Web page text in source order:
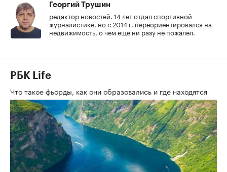
Георгий Трушин
редактор новостей. 14 лет отдал спортивной
журналистике, но с 2014 г. переориентировался на
недвижимость, о чем еще ни разу не пожалел.
РБК Life
Что такое фьорды, как они образовались и где находятся